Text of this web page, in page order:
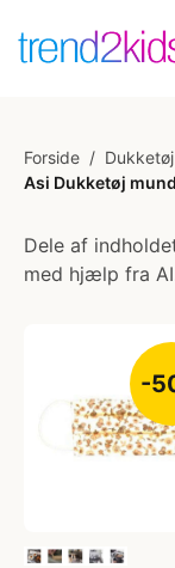
Forside /
Asi Dukketøj
Dele af
med hjælp fra
-